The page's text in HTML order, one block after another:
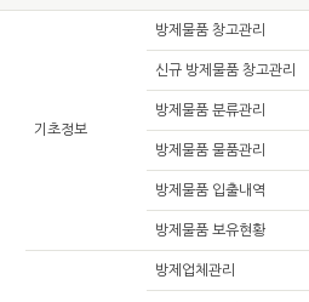
기초정보
방제물품 창고관리
신규 방제물품 창고관리
방제물품 분류관리
방제물품 물품관리
방제물품 입출내역
방제물품 보유현황
방제업체관리